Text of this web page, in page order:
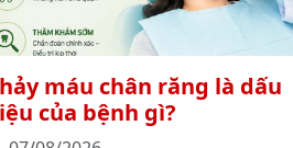
máu chân răng là dấu
của bệnh gì?